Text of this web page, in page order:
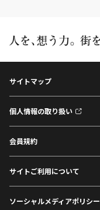
サイトマップ
個人情報の取り扱い
会員規約
サイトご利用について
ソーシャルメディアポリシー